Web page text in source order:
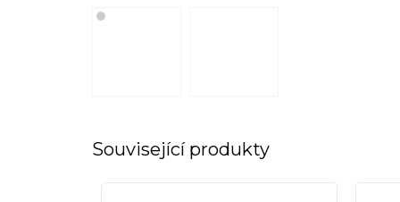
Související produkty